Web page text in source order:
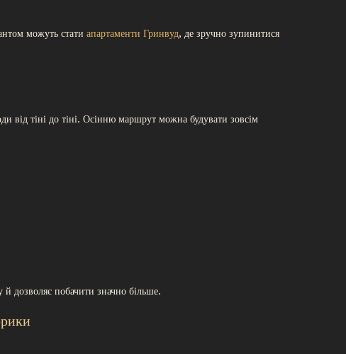
можуть стати апартаменти Гринвуд, де зручно зупинитися
від тіні до тіні. Осінню маршрут можна будувати зовсім
дозволяє побачити значно більше.